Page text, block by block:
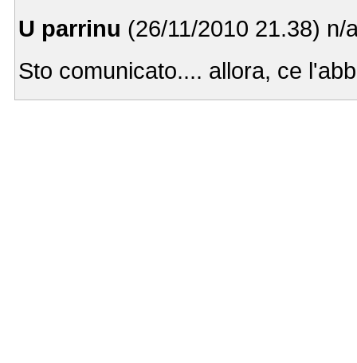
U parrinu (26/11/2010 21.38) n/
Sto comunicato.... allora, ce